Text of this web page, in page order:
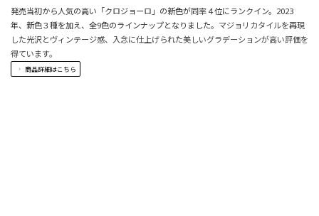
発売当初から人気の高い「クロジョーロ」の新色が同率４位にランクイン。2023
年、新色３種を加え、全9色のラインナップとなりました。 マジョリカタイルを再現
した光沢とヴィンテージ感、
入念に仕上げられた美しいグラデーションが高い評価を
得ています。
商品詳細はこちら